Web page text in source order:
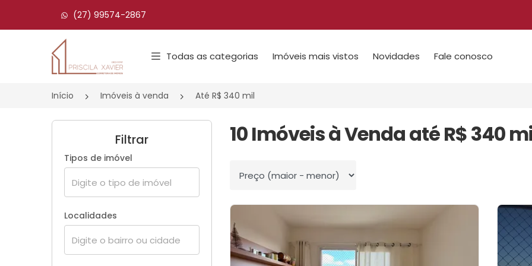
(27) 99574-2867
Página inicial
Todas as categorias Imóveis mais vistos Novidades Fale conosco
Início Imóveis à venda Até R$ 340 mil
Filtrar
Tipos de imóvel
Localidades
10 Imóveis à Venda até R$ 340
Ordenar por